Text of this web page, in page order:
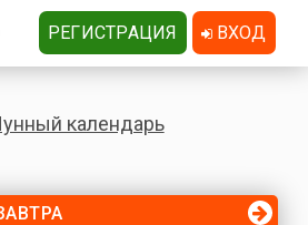
календарь
РЕГИСТРАЦИЯ ВХОД